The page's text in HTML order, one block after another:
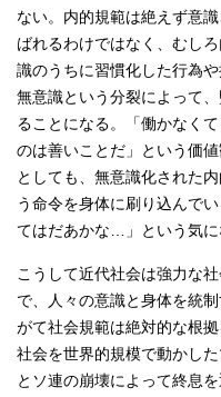
ない。内的規範は絶えず意
ばれるわけではなく、むし
識のうちに習慣化した行為
無意識という分裂によって
ることになる。「働かなく
のは善いことだ」という価
としても、無意識化された
う命令を身体に刷り込んで
てはだあかな…」という気に
こうして近代社会は強力な
で、人々の意識と身体を統
がて社会規範は絶対的な根
社会を世界的規模で動かし
とソ連の崩壊によって終息